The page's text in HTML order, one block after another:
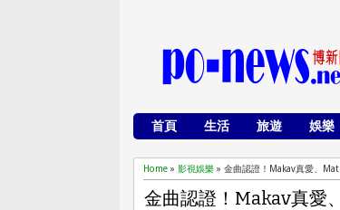
首頁 生活 旅遊 娛樂
Home » 影視娛樂 » 金曲認證！Makav真愛、
金曲認證！Makav真愛